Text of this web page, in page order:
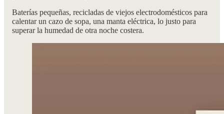
Baterías pequeñas, recicladas de viejos electrodomésticos para
calentar un cazo de sopa, una manta eléctrica, lo justo para
superar la humedad de otra noche costera.